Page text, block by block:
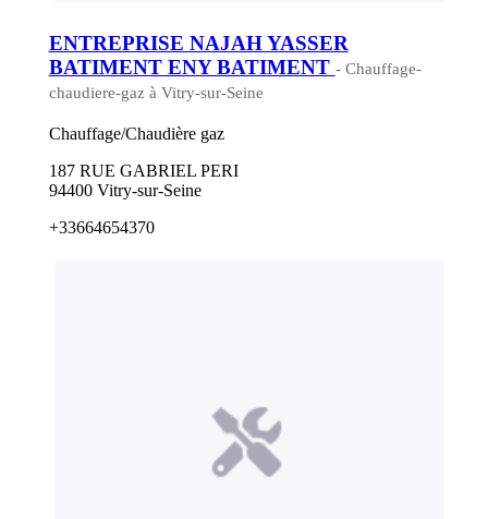
ENTREPRISE NAJAH YASSER
BATIMENT ENY BATIMENT - Chauffage-
chaudiere-gaz à Vitry-sur-Seine
Chauffage/Chaudière gaz
187 RUE GABRIEL PERI
94400 Vitry-sur-Seine
+33664654370